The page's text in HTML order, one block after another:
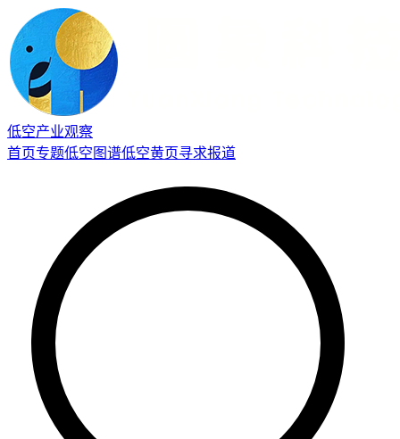
低空产业观察
首页专题低空图谱低空黄页寻求报道